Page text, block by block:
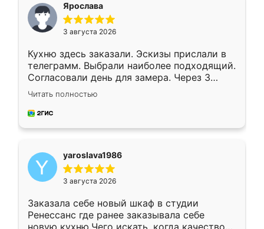
Ярослава
3 августа 2026
Кухню здесь заказали. Эскизы прислали в
телеграмм. Выбрали наиболее подходящий.
Согласовали день для замера. Через 3
недели кухня была уже готова. Остались
довольны работой. Спасибо Ренессанс
мебель за качественную работу!
Читать полностью
yaroslava1986
3 августа 2026
Заказала себе новый шкаф в студии
Ренессанс где ранее заказывала себе
новую кухню.Чего искать, когда качеством